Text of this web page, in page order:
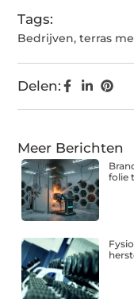
Tags:
Bedrijven,terras
Delen:
Meer Berichten
folie